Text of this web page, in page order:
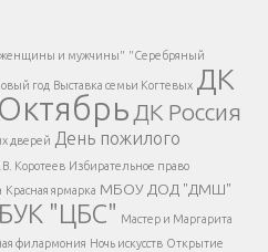
</div > </div >
женщины и мужчины" "Серебряный
год Выставка семьи Когтевых ДК
ДК Россия
дверей День пожилого
Коротеев Избирательное право
Красная ярмарка МБОУ ДОД "ДМШ"
"ЦБС" Мастер и Маргарита
филармония Ночь искусств Открытие